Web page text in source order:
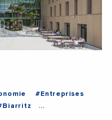
#Entreprises